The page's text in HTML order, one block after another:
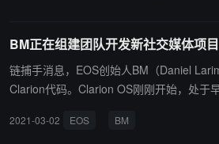
BM正在组建团队开发新社交媒体项
链捕手消息，EOS创始人BM（Daniel
Clarion代码。Clarion OS刚刚开始，处于
Clarion旨在为所有人提供工具，向每个想
2021-03-02 EOS BM